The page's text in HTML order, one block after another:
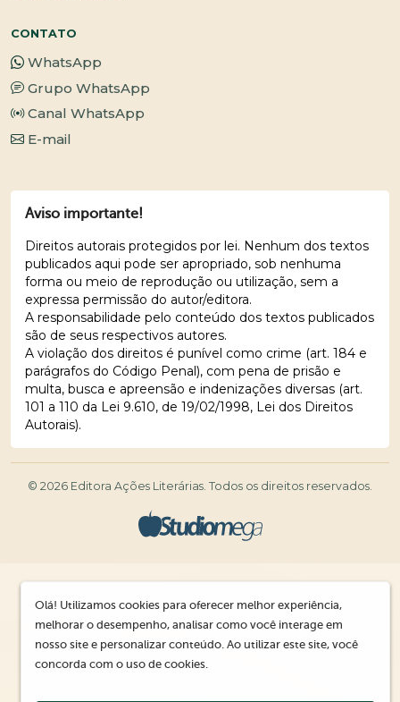
CONTATO
WhatsApp
Grupo WhatsApp
Canal WhatsApp
E-mail
Aviso importante!
Direitos autorais protegidos por lei. Nenhum dos textos
publicados aqui pode ser apropriado, sob nenhuma
forma ou meio de reprodução ou utilização, sem a
expressa permissão do autor/editora.
A responsabilidade pelo conteúdo dos textos publicados
são de seus respectivos autores.
A violação dos direitos é punível como crime (art. 184 e
parágrafos do Código Penal), com pena de prisão e
multa, busca e apreensão e indenizações diversas (art.
101 a 110 da Lei 9.610, de 19/02/1998, Lei dos Direitos
Autorais).
© 2026 Editora Ações Literárias. Todos os direitos reservados.
Olá! Utilizamos cookies para oferecer melhor experiência,
melhorar o desempenho, analisar como você interage em
nosso site e personalizar conteúdo. Ao utilizar este site, você
concorda com o uso de cookies.